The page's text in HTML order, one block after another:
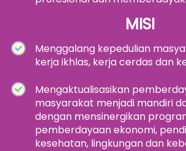
MISI
Menggalang kepedulian
kerja ikhlas, kerja cerdas dan
Mengaktualisasikan
masyarakat menjadi mandiri
dengan mensinergikan
pemberdayaan ekonomi,
kesehatan, lingkungan dan